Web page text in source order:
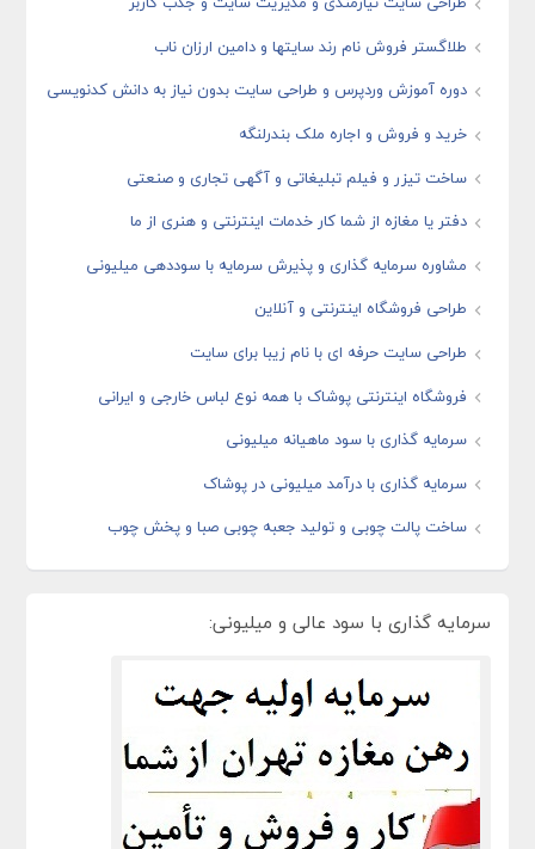
طلاگستر فروش نام رند سایتها و دامین ارزان ناب
دوره آموزش وردپرس و طراحی سایت بدون نیاز به دانش کدنویسی
خرید و فروش و اجاره ملک بندرلنگه
ساخت تیزر و فیلم تبلیغاتی و آگهی تجاری و صنعتی
دفتر یا مغازه از شما کار خدمات اینترنتی و هنری از ما
مشاوره سرمایه گذاری و پذیرش سرمایه با سوددهی میلیونی
طراحی فروشگاه اینترنتی و آنلاین
طراحی سایت حرفه ای با نام زیبا برای سایت
فروشگاه اینترنتی پوشاک با همه نوع لباس خارجی و ایرانی
سرمایه گذاری با سود ماهیانه میلیونی
سرمایه گذاری با درآمد میلیونی در پوشاک
ساخت پالت چوبی و تولید جعبه چوبی صبا و پخش چوب
سرمایه گذاری با سود عالی و میلیونی: